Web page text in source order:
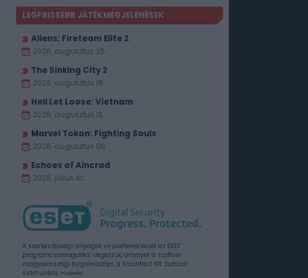
LEGFRISSEBB JÁTÉKMEGJELENÉSEK
Aliens: Fireteam Elite 2
2026. augusztus 25.
The Sinking City 2
2026. augusztus 18.
Hell Let Loose: Vietnam
2026. augusztus 13.
Marvel Tokon: Fighting Souls
2026. augusztus 06.
Echoes of Aincrad
2026. július 10.
A szerkesztőségi anyagok vírusellenőrzését az ESET
programcsomagokkal végezzük, amelyet a szoftver
magyarországi forgalmazója, a Sicontact Kft. biztosít
számunkra. Hirdetés